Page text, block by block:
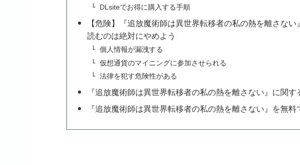
DLsiteでお得に購入する手順
【危険】『追放魔術師は異世界転移者の私の熱を離さな
読むのは絶対にやめよう
個人情報が漏洩する
仮想通貨のマイニングに参加させられる
法律を犯す危険性がある
『追放魔術師は異世界転移者の私の熱を離さない』に関す
『追放魔術師は異世界転移者の私の熱を離さない』を無料